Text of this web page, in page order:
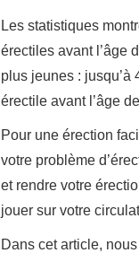
Les statistiques
érectiles avant l’âge
plus jeunes :
érectile avant l’âge
Pour une érection
votre problème
et rendre votre
jouer sur votre
Dans cet article,